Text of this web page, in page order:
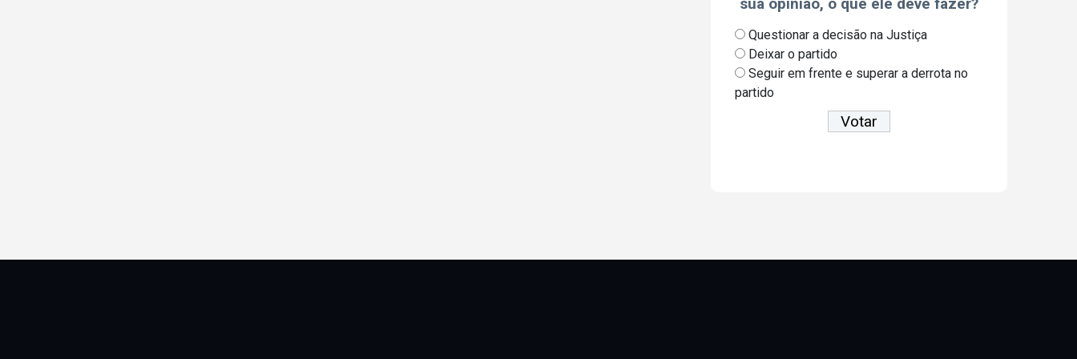
sua opinião, o que ele deve fazer?
Questionar a decisão na Justiça
Deixar o partido
Seguir em frente e superar a derrota no
partido